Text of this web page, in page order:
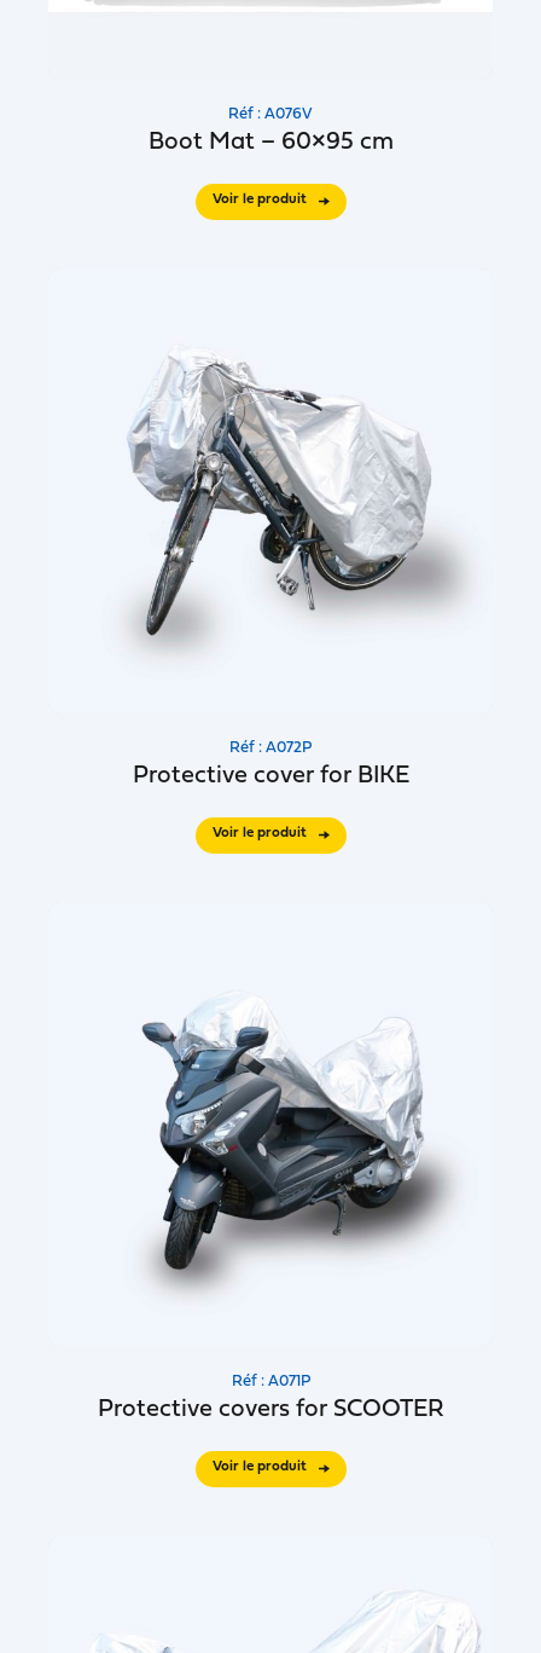
Réf : A076V
Boot Mat – 60×95 cm
Voir le produit
Réf : A072P
Protective cover for BIKE
Voir le produit
Réf : A071P
Protective covers for SCOOTER
Voir le produit